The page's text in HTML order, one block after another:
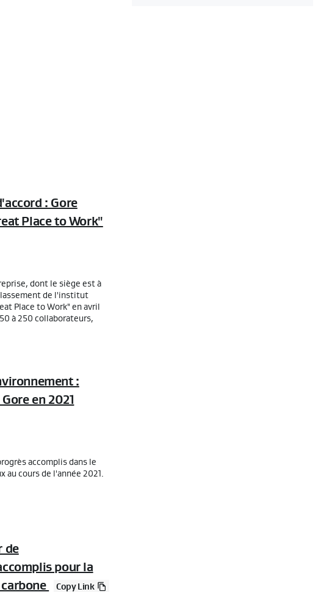
: Gore
Place to Work"
dont le siège est à
de l'institut
Place to Work" en avril
à 250 collaborateurs,
:
en 2021
accomplis dans le
cours de l'année 2021.
de
pour la
Copy Link